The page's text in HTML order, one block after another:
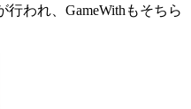
われ、GameWithもそちら